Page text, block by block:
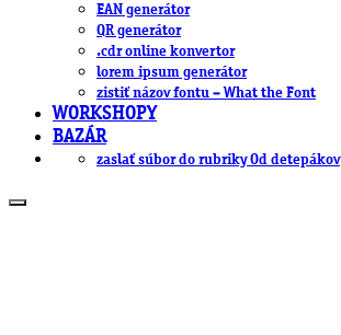
EAN generátor
QR generátor
.cdr online konvertor
lorem ipsum generátor
zistiť názov fontu – What the Font
WORKSHOPY
BAZÁR
zaslať súbor do rubriky Od detepákov